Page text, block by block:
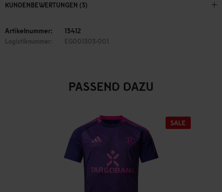
KUNDENBEWERTUNGEN (3)
Artikelnummer: 13412
Logistiknummer: EG001303-001
PASSEND DAZU